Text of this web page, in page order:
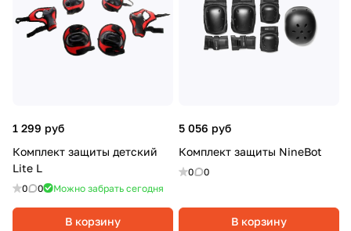
1 299 руб
Комплект защиты детский
Lite L
0 0 Можно забрать сегодня
В корзину
5 056 руб
Комплект защиты NineBot
0 0
В корзину